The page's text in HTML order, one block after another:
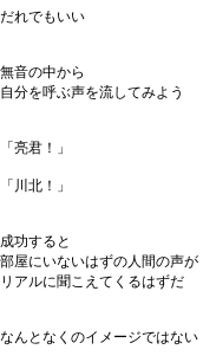
だれでもいい
無音の中から
自分を呼ぶ声を流してみよう
「亮君！」
「川北！」
成功すると
部屋にいないはずの人間の声が
リアルに聞こえてくるはずだ
なんとなくのイメージではない